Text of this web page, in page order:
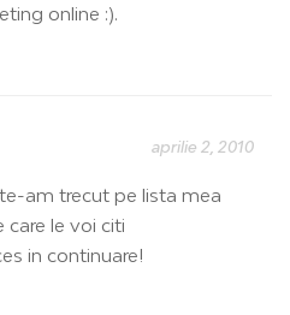
online :).
aprilie 2, 2010
am trecut pe lista mea
care le voi citi
in continuare!